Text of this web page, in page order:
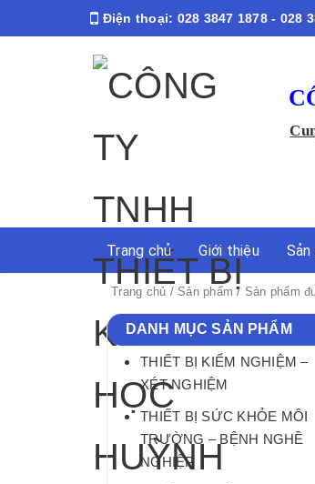
Điện thoại: 028 3847 1878 - 028
Trang chủ Giới thiệu
Trang chủ / Sản phẩm / Sản phẩm
DANH MỤC SẢN PHẨM
THIẾT BỊ KIỂM NGHIỆM –
XÉT NGHIỆM
THIẾT BỊ SỨC KHỎE MÔI
TRƯỜNG – BỆNH NGHỀ
NGHIỆP